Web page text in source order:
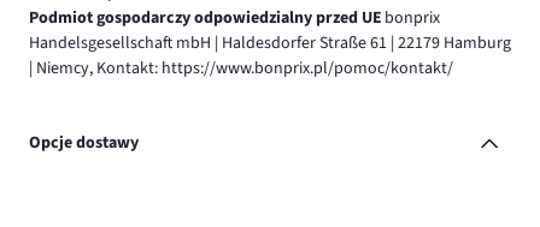
Podmiot gospodarczy odpowiedzialny przed UE bonprix
Handelsgesellschaft mbH | Haldesdorfer Straße 61 | 22179 Hamburg
| Niemcy, Kontakt: https://www.bonprix.pl/pomoc/kontakt/
Opcje dostawy